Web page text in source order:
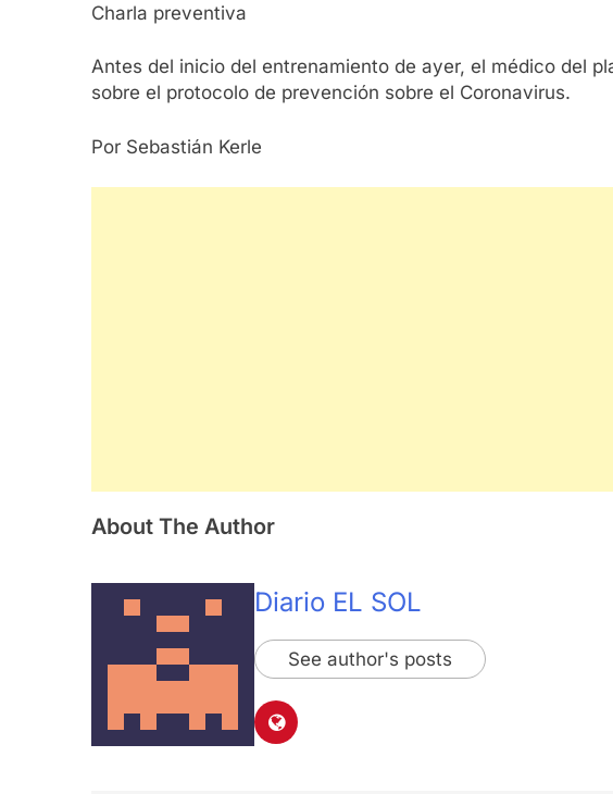
Charla preventiva
Antes del inicio del entrenamiento de ayer, el médico del
sobre el protocolo de prevención sobre el Coronavirus.
Por Sebastián Kerle
About The Author
Diario EL SOL
See author's posts